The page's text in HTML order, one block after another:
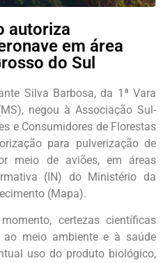
autoriza
em área
do Sul
Silva Barbosa, da 1ª Vara
negou à Associação Sul-
e Consumidores de Florestas
para pulverização de
meio de aviões, em áreas
(IN) do Ministério da
(Mapa).
certezas científicas
meio ambiente e à saúde
uso do produto biológico,